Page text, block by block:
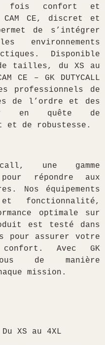
fois confort et
CE, discret et
de s’intégrer
environnements
Disponible
de tailles, du XS au
CE – GK DUTYCALL
professionnels de
de l’ordre et des
en quête de
et de robustesse.
une gamme
répondre aux
Nos équipements
fonctionnalité,
optimale sur
est testé dans
pour assurer votre
Avec GK
de manière
mission.
XS au 4XL